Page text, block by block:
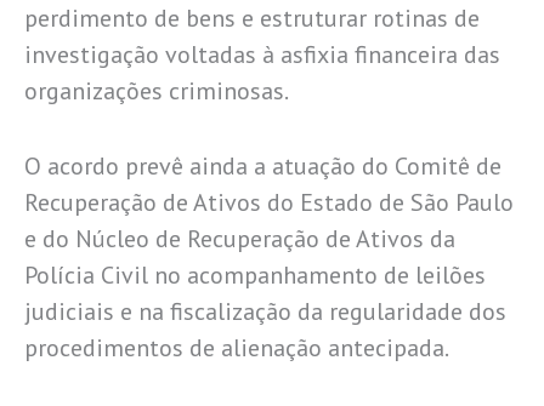
perdimento de bens e estruturar rotinas de
investigação voltadas à asfixia financeira das
organizações criminosas.
O acordo prevê ainda a atuação do Comitê de
Recuperação de Ativos do Estado de São Paulo
e do Núcleo de Recuperação de Ativos da
Polícia Civil no acompanhamento de leilões
judiciais e na fiscalização da regularidade dos
procedimentos de alienação antecipada.